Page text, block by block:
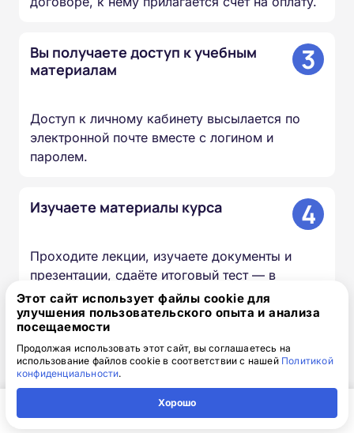
Вы получаете доступ к учебным
материалам
3
Доступ к личному кабинету высылается по
электронной почте вместе с логином и
паролем.
Изучаете материалы курса 4
Проходите лекции, изучаете документы и
презентации, сдаёте итоговый тест — в
удобное для вас время и темпе.
Мы вносим сведения в ФИС
ФРДО
5
Информация о выданных удостоверениях и
Этот сайт использует файлы cookie для
улучшения пользовательского опыта и анализа
посещаемости
Продолжая использовать этот сайт, вы соглашаетесь на
использование файлов cookie в соответствии с нашей Политикой
конфиденциальности.
Хорошо